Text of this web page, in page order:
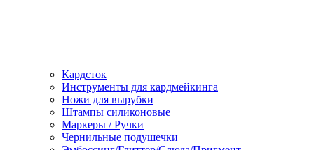
Кардсток
Инструменты для кардмейкинга
Ножи для вырубки
Штампы силиконовые
Маркеры / Ручки
Чернильные подушечки